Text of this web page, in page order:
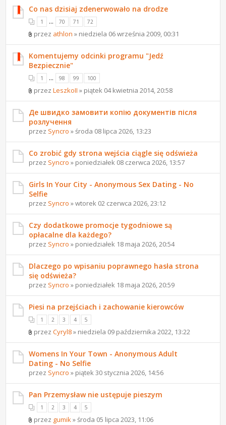
Co nas dzisiaj zdenerwowało na drodze
1 ... 70 71 72
przez athlon » niedziela 06 września 2009, 00:31
Komentujemy odcinki programu "Jedź
Bezpiecznie"
1 ... 98 99 100
przezLeszkoII » piątek 04 kwietnia 2014, 20:58
Де швидко замовити копію документів після
розлучення
przez Syncro » środa 08 lipca 2026, 13:23
Co zrobić gdy strona wejścia ciągle się odświeża
przez Syncro » poniedziałek 08 czerwca 2026, 13:57
Girls In Your City - Anonymous Sex Dating - No
Selfie
przez Syncro » wtorek 02 czerwca 2026, 23:12
Czy dodatkowe promocje tygodniowe są
opłacalne dla każdego?
przez Syncro » poniedziałek 18 maja 2026, 20:54
Dlaczego po wpisaniu poprawnego hasła strona
się odświeża?
przez Syncro » poniedziałek 18 maja 2026, 20:59
Piesi na przejściach i zachowanie kierowców
1 2 3 4 5
przezCyryl8» niedziela 09 października 2022, 13:22
Womens In Your Town - Anonymous Adult
Dating - No Selfie
przez Syncro » piątek 30 stycznia 2026, 14:56
Pan Przemysław nie ustępuje pieszym
1 2 3 4 5
przez gumik » środa 05 lipca 2023, 11:06